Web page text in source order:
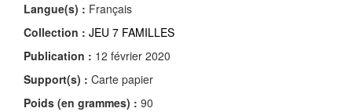
Langue(s) : Français
Collection : JEU 7 FAMILLES
Publication : 12 février 2020
Support(s) : Carte papier
Poids (en grammes) : 90